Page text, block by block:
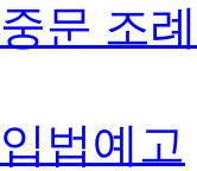
중문 조
입법예고